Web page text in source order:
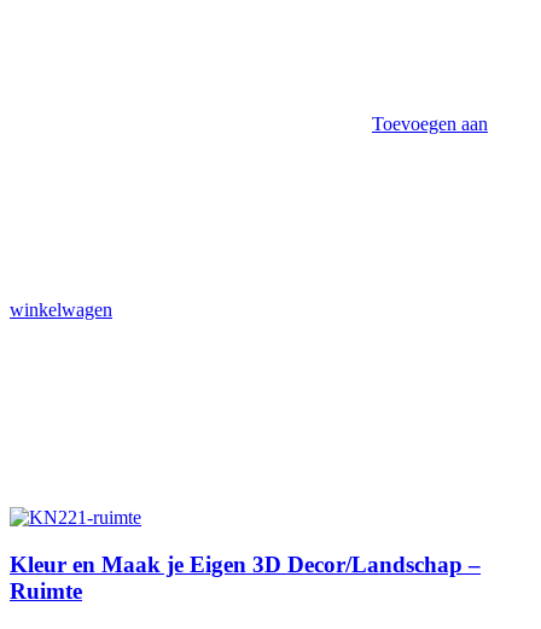
Toevoegen aan
winkelwagen
Kleur en Maak je Eigen 3D Decor/Landschap –
Ruimte